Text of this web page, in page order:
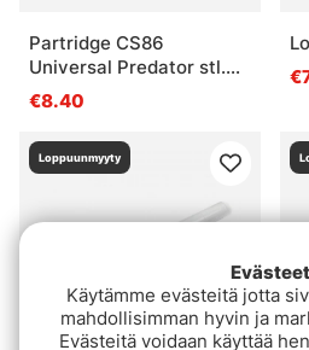
Partridge CS86
Universal Predator stl.
4/0 (10kpl)
€8.40
Loppuunmyyty
Evästeet
Käytämme evästeitä jotta
mahdollisimman hyvin ja
Evästeitä voidaan käyttää